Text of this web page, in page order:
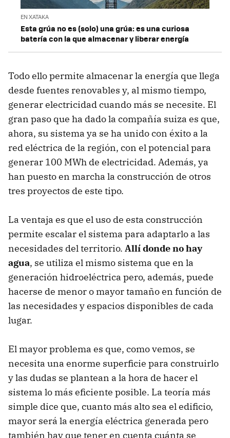
EN XATAKA
Esta grúa no es (solo) una grúa: es una curiosa
batería con la que almacenar y liberar energía
Todo ello permite almacenar la energía que llega
desde fuentes renovables y, al mismo tiempo,
generar electricidad cuando más se necesite. El
gran paso que ha dado la compañía suiza es que,
ahora, su sistema ya se ha unido con éxito a la
red eléctrica de la región, con el potencial para
generar 100 MWh de electricidad. Además, ya
han puesto en marcha la construcción de otros
tres proyectos de este tipo.
La ventaja es que el uso de esta construcción
permite escalar el sistema para adaptarlo a las
necesidades del territorio. Allí donde no hay
agua, se utiliza el mismo sistema que en la
generación hidroeléctrica pero, además, puede
hacerse de menor o mayor tamaño en función de
las necesidades y espacios disponibles de cada
lugar.
El mayor problema es que, como vemos, se
necesita una enorme superficie para construirlo
y las dudas se plantean a la hora de hacer el
sistema lo más eficiente posible. La teoría más
simple dice que, cuanto más alto sea el edificio,
mayor será la energía eléctrica generada pero
también hay que tener en cuenta cuánta se